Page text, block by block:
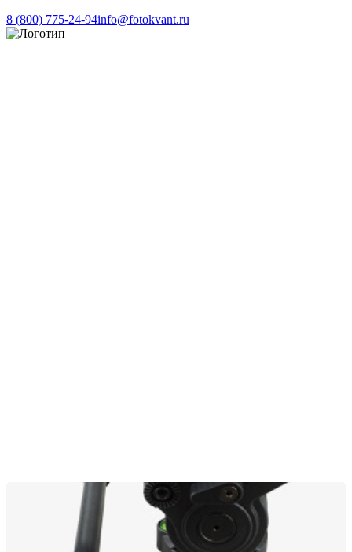
8 (800) 775-24-94info@fotokvant.ru